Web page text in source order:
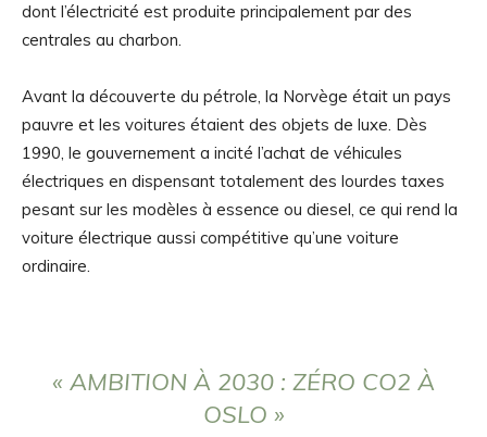
dont l’électricité est produite principalement par des
centrales au charbon.
Avant la découverte du pétrole, la Norvège était un pays
pauvre et les voitures étaient des objets de luxe. Dès
1990, le gouvernement a incité l’achat de véhicules
électriques en dispensant totalement des lourdes taxes
pesant sur les modèles à essence ou diesel, ce qui rend la
voiture électrique aussi compétitive qu’une voiture
ordinaire.
« AMBITION À 2030 : ZÉRO CO2 À
OSLO »